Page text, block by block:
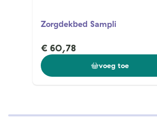
Zorgdekbed Sampli
€ 60,78
voeg toe